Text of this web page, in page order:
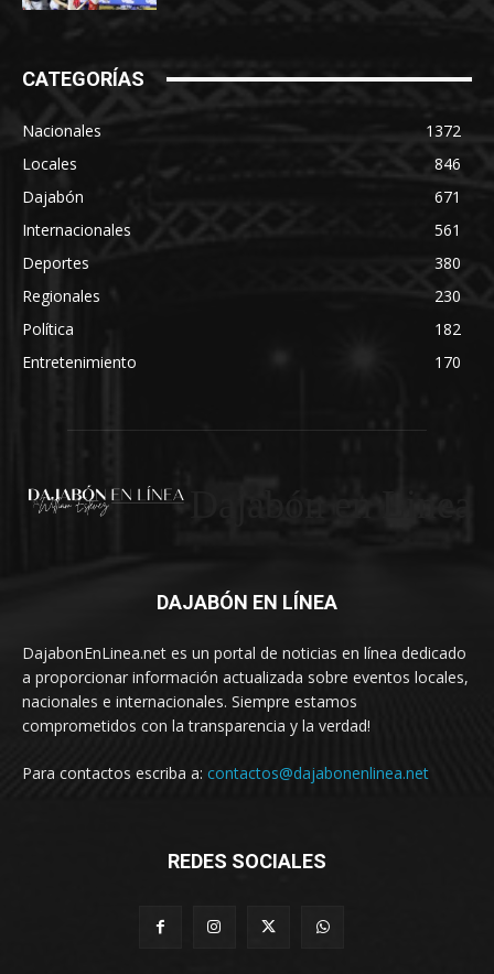
CATEGORÍAS
Nacionales
1372
Locales
846
Dajabón
671
Internacionales
561
Deportes
380
Regionales
230
Política
182
Entretenimiento
170
DAJABÓN EN LÍNEA
DajabonEnLinea.net es un portal de noticias en línea dedicado
a proporcionar información actualizada sobre eventos locales,
nacionales e internacionales. Siempre estamos
comprometidos con la transparencia y la verdad!
Para contactos escriba a: contactos@dajabonenlinea.net
REDES SOCIALES